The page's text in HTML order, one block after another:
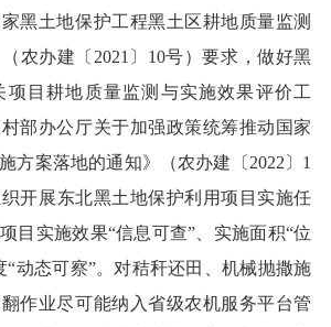
黑土地保护工程黑土区耕地质量监测
农办建 〔 2021 〕 10号）要求，做好黑
项目耕地质量监测 与实施效果评价工
部办公厅关于加强政策统筹推动国家
方案落地的通知》（农办建 〔 2022 〕 1
开展东北黑土地保护利用项目实施任
目实施效果“信息可查”、实施面积“位
“动态可察”。对秸秆还田、机械抛撒施
作业尽可能纳入省级农机服务平台管